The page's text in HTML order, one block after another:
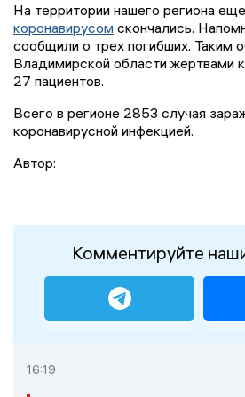
На территории нашего региона
коронавирусом скончались.
сообщили о трех погибших. Таким
Владимирской области жертвами
27 пациентов.
Всего в регионе 2853 случая
коронавирусной инфекцией.
Автор:
Комментируйте
16:19